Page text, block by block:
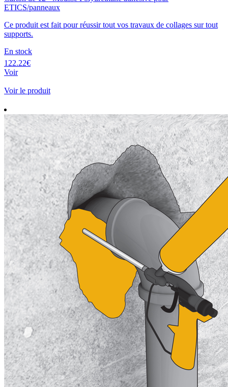
ETICS/panneaux
Ce produit est fait pour réussir tout vos travaux de collages sur tout
supports.
En stock
122.22€
Voir
Voir le produit